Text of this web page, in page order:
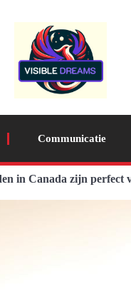
Communicatie
in Canada zijn perfect